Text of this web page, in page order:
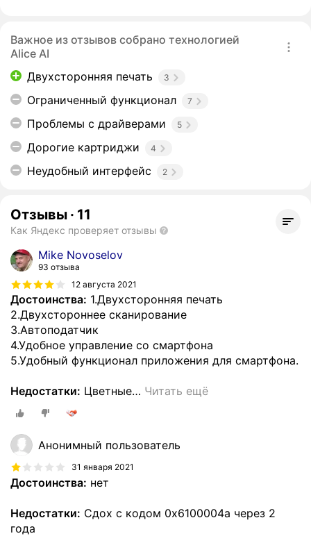
Важное из отзывов собрано технологией
Alice AI
Двухсторонняя печать
3
Ограниченный функционал 7
Проблемы с драйверами 5
Дорогие картриджи 4
Неудобный интерфейс 2
Отзывы · 11
Как Яндекс проверяет отзывы
Mike Novoselov
93 отзыва
12 августа 2021
Достоинства: 1.Двухсторонняя печать
2.Двухстороннее сканирование
3.Автоподатчик
4.Удобное управление со смартфона
5.Удобный функционал приложения для смартфона.
Недостатки: Цветные… Читать ещё
Анонимный пользователь
31 января 2021
Достоинства: нет
Недостатки: Сдох с кодом 0x6100004a через 2
года